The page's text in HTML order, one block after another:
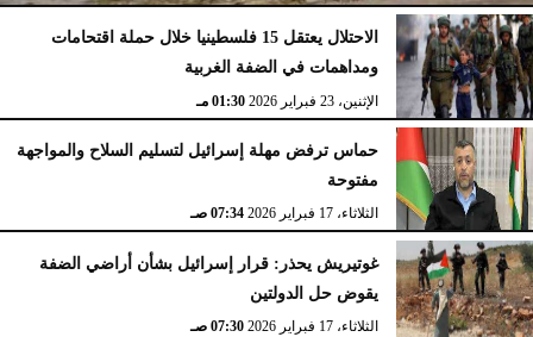
الإثنين، 23 فبراير 2026 02:15 مـ
الاحتلال يعتقل 15 فلسطينيا خلال حملة اقتحامات
ومداهمات في الضفة الغربية
الإثنين، 23 فبراير 2026 01:30 مـ
حماس ترفض مهلة إسرائيل لتسليم السلاح والمواجهة
مفتوحة
الثلاثاء، 17 فبراير 2026 07:34 صـ
غوتيريش يحذر: قرار إسرائيل بشأن أراضي الضفة
يقوض حل الدولتين
الثلاثاء، 17 فبراير 2026 07:30 صـ